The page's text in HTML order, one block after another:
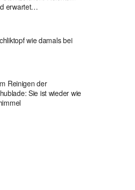
erwartet…
wie damals bei
Reinigen der
Sie ist wieder wie